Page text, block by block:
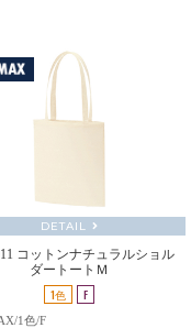
DETAIL
コットンナチュラルショル
ダートートＭ
1色 F
1色/F